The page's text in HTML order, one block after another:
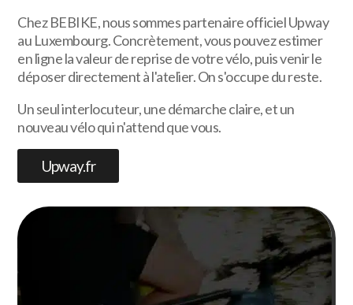
Chez BEBIKE, nous sommes partenaire officiel Upway
au Luxembourg. Concrètement, vous pouvez estimer
en ligne la valeur de reprise de votre vélo, puis venir le
déposer directement à l'atelier. On s'occupe du reste.
Un seul interlocuteur, une démarche claire, et un
nouveau vélo qui n'attend que vous.
Upway.fr